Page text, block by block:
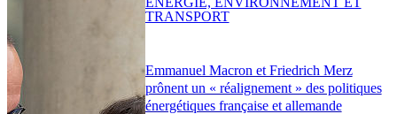
Emmanuel Macron et Friedrich Merz
prônent un « réalignement » des politiques
énergétiques française et allemande
TRANSPORT